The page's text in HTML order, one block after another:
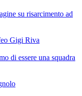
su risarcimento ad
Gigi Riva
di essere una squadra